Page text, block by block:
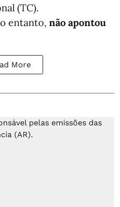
(TC).
entanto, não apontou
More